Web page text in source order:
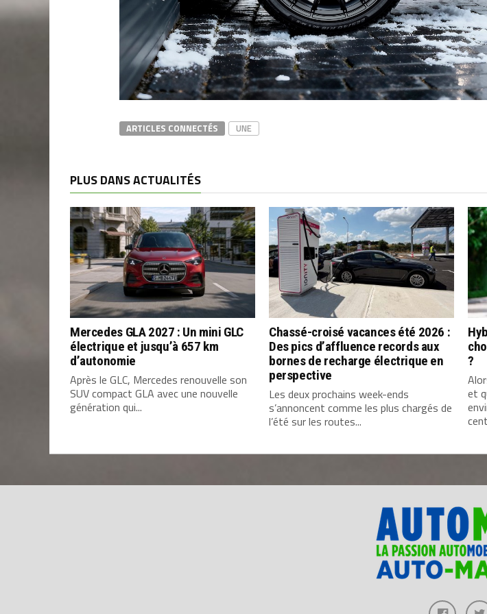
ARTICLES CONNECTÉS UNE
PLUS DANS ACTUALITÉS
Mercedes GLA 2027 : Un mini GLC
électrique et jusqu’à 657 km
d’autonomie
Après le GLC, Mercedes renouvelle son
SUV compact GLA avec une nouvelle
génération qui...
Chassé-croisé vacances été 2026 :
Des pics d’affluence records aux
bornes de recharge électrique en
perspective
Les deux prochains week-ends
s’annoncent comme les plus chargés de
l’été sur les routes...
?
et